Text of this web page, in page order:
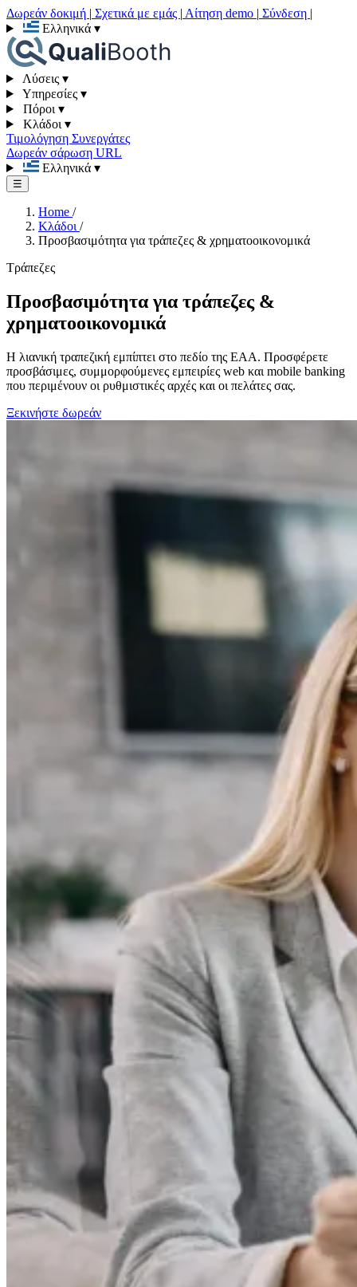
Δωρεάν δοκιμή | Σχετικά με εμάς | Αίτηση demo | Σύνδεση |
Ελληνικά ▾
Λύσεις ▾
Υπηρεσίες ▾
Πόροι ▾
Κλάδοι ▾
Τιμολόγηση Συνεργάτες
Δωρεάν σάρωση URL
Ελληνικά ▾
☰
Home /
Κλάδοι /
Προσβασιμότητα για τράπεζες & χρηματοοικονομικά
Τράπεζες
Προσβασιμότητα για τράπεζες &
χρηματοοικονομικά
Η λιανική τραπεζική εμπίπτει στο πεδίο της EAA. Προσφέρετε
προσβάσιμες, συμμορφούμενες εμπειρίες web και mobile banking
που περιμένουν οι ρυθμιστικές αρχές και οι πελάτες σας.
Ξεκινήστε δωρεάν